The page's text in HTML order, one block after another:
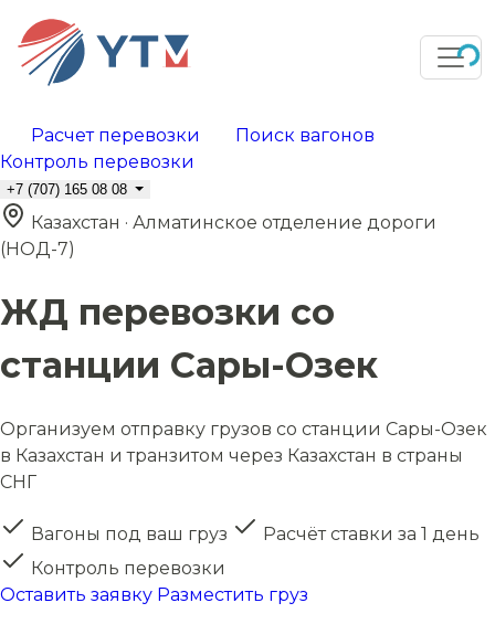
Расчет перевозки
Поиск вагонов
Контроль перевозки
+7 (707) 165 08 08
Казахстан · Алматинское отделение дороги
(НОД-7)
ЖД перевозки со
станции Сары-Озек
Организуем отправку грузов со станции Сары-Озек
в Казахстан и транзитом через Казахстан в страны
СНГ
Вагоны под ваш груз
Расчёт ставки за 1 день
Контроль перевозки
Оставить заявку Разместить груз